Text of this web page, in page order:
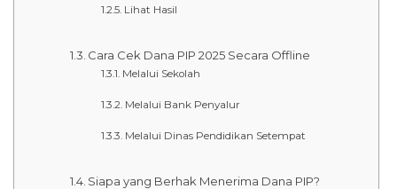
Lihat Hasil
Cara Cek Dana PIP 2025 Secara Offline
Melalui Sekolah
Melalui Bank Penyalur
Melalui Dinas Pendidikan Setempat
Siapa yang Berhak Menerima Dana PIP?